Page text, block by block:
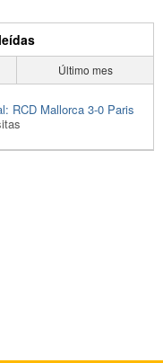
Último mes
RCD Mallorca 3-0 Paris